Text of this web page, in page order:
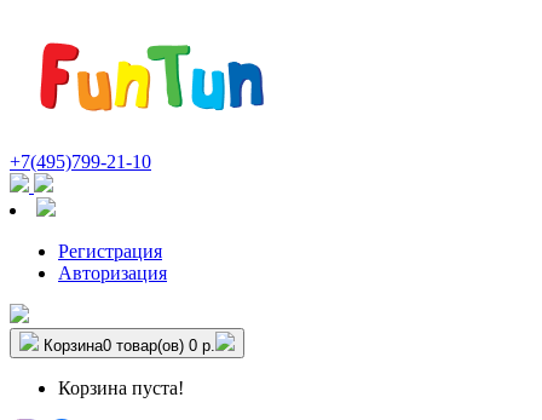
+7(495)799-21-10
Регистрация
Авторизация
Корзина0 товар(ов) 0 р.
Корзина пуста!